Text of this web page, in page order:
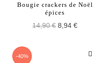
Bougie crackers de Noël
épices
14,90 € 8,94 €
-40%